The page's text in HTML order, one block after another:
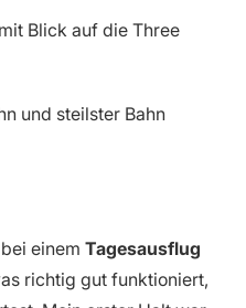
Blick auf die Three
und steilster Bahn
einem Tagesausflug
richtig gut funktioniert,